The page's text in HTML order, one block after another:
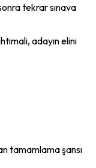
tekrar sınava
adayın elini
tamamlama şansı